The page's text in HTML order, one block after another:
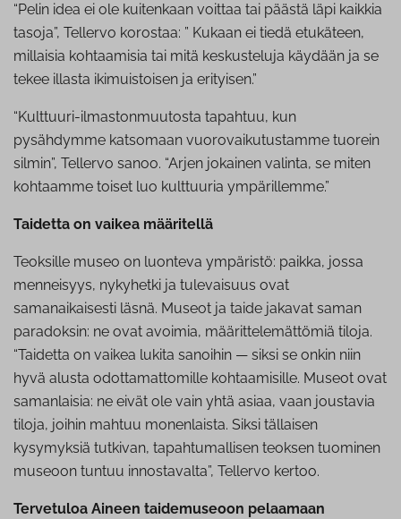
“Pelin idea ei ole kuitenkaan voittaa tai päästä läpi kaikkia
tasoja”, Tellervo korostaa: ” Kukaan ei tiedä etukäteen,
millaisia kohtaamisia tai mitä keskusteluja käydään ja se
tekee illasta ikimuistoisen ja erityisen.”
“Kulttuuri-ilmastonmuutosta tapahtuu, kun
pysähdymme katsomaan vuorovaikutustamme tuorein
silmin”, Tellervo sanoo. “Arjen jokainen valinta, se miten
kohtaamme toiset luo kulttuuria ympärillemme.”
Taidetta on vaikea määritellä
Teoksille museo on luonteva ympäristö: paikka, jossa
menneisyys, nykyhetki ja tulevaisuus ovat
samanaikaisesti läsnä. Museot ja taide jakavat saman
paradoksin: ne ovat avoimia, määrittelemättömiä tiloja.
“Taidetta on vaikea lukita sanoihin — siksi se onkin niin
hyvä alusta odottamattomille kohtaamisille. Museot ovat
samanlaisia: ne eivät ole vain yhtä asiaa, vaan joustavia
tiloja, joihin mahtuu monenlaista. Siksi tällaisen
kysymyksiä tutkivan, tapahtumallisen teoksen tuominen
museoon tuntuu innostavalta”, Tellervo kertoo.
Tervetuloa Aineen taidemuseoon pelaamaan